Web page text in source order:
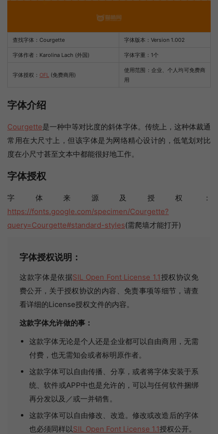
查找字体： Courgette 字体版本：Version 1.002
字体作者：Karolina Lach (外国) 字体字重：1个
字体授权： OFL (免费商用)
使用范围：企业、个人均可免费商
用
字体介绍
Courgette是一种中等对比度的斜体字体。传统上，这种体裁通
常用在大尺寸上，但该字体是为网络精心设计的，低笔划对比
度在小尺寸甚至文本中都能很好地工作。
字体授权
字体来源及授权：
https://fonts.google.com/specimen/Courgette?
query=Courgette#standard-styles(需爬墙才能打开)
字体授权说明：
这款字体是依据SIL Open Font License 1.1授权协议免
费公开，关于授权协议的内容、免责事项等细节，请查
看详细的License授权文件的内容。
这款字体允许做的事：
这款字体无论是个人还是企业都可以自由商用，无需
付费，也无需知会或者标明原作者。
这款字体可以自由传播、分享，或者将字体安装于系
统、软件或APP中也是允许的，可以与任何软件捆绑
再分发以及／或一并销售。
这款字体可以自由修改、改造。修改或改造后的字体
也必须同样以SIL Open Font License 1.1授权公开。